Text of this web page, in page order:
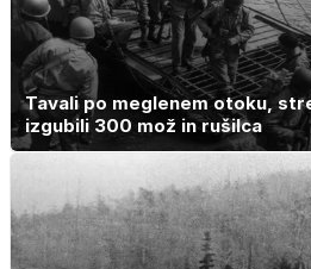
Tavali po meglenem otoku,
izgubili 300 mož in rušilca